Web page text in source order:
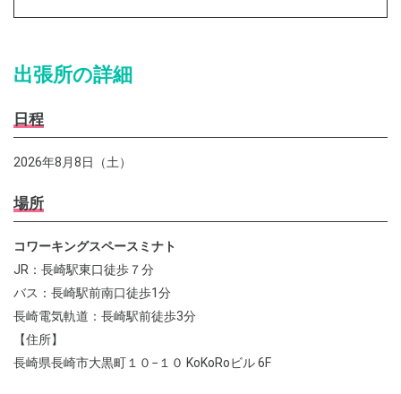
出張所の詳細
日程
2026年8月8日（土）
場所
コワーキングスペースミナト
JR：長崎駅東口徒歩７分
バス：長崎駅前南口徒歩1分
長崎電気軌道：長崎駅前徒歩3分
【住所】
長崎県長崎市大黒町１０−１０ KoKoRoビル 6F